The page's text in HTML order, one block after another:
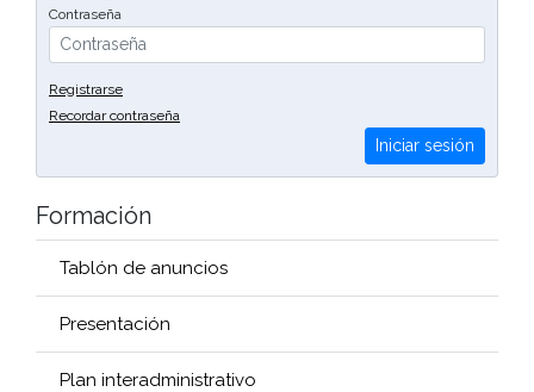
Contraseña
Registrarse
Recordar contraseña
Iniciar sesión
Formación
Tablón de anuncios
Presentación
Plan interadministrativo